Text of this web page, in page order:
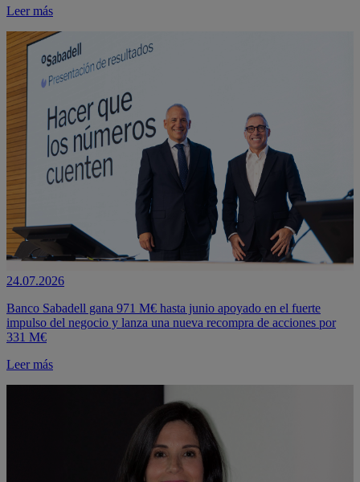
Leer más
24.07.2026
Banco Sabadell gana 971 M€ hasta junio apoyado en el fuerte
impulso del negocio y lanza una nueva recompra de acciones por
331 M€
Leer más